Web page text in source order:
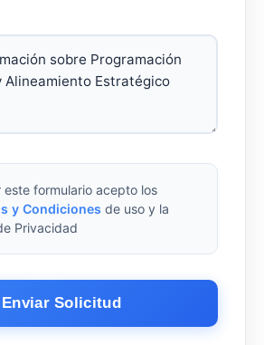
este formulario acepto los
y Condiciones de uso y la
Privacidad
Enviar Solicitud